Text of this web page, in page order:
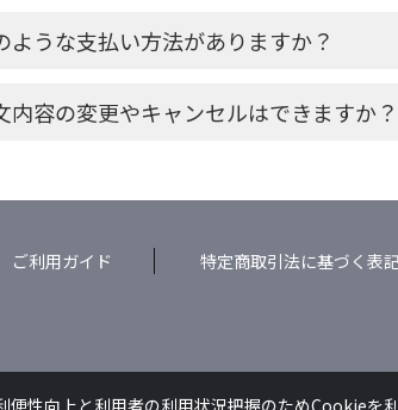
ような支払い方法がありますか？
内容の変更やキャンセルはできますか？
ご利用ガイド 特定商取引法に基づく表